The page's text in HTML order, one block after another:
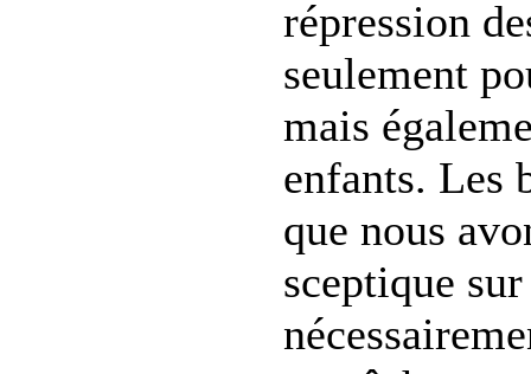
répression
seulement
mais
enfants. Les
que nous
sceptique